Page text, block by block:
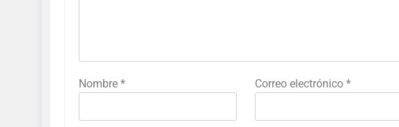
Nombre * Correo electrónico*